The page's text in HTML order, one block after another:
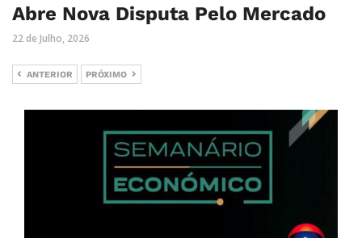
Abre Nova Disputa Pelo Mercado
22 de Julho, 2026
ANTERIOR PRÓXIMO